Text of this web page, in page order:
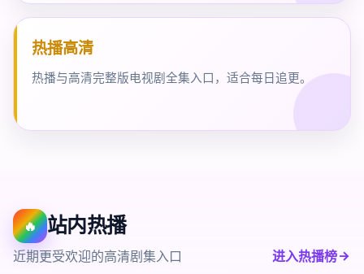
热播高清
热播与高清完整版电视剧全集入口，适合每日追更。
🔥 站内热播
近期更受欢迎的高清剧集入口 进入热播榜